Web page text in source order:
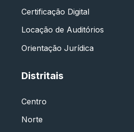
Certificação Digital
Locação de Auditórios
Orientação Jurídica
Distritais
Centro
Norte